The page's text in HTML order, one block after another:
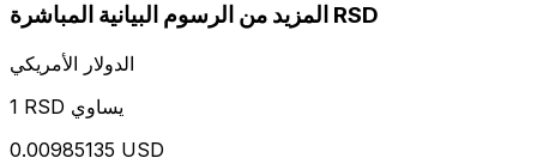
المزيد من الرسوم البيانية المباشرة RSD
الدولار الأمريكي
1 RSD يساوي
0.00985135 USD